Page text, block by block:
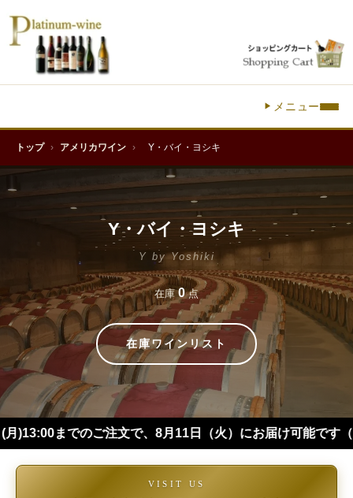
メニュー
トップ › アメリカワイン › Y・バイ・ヨシキ
Y・バイ・ヨシキ
Y by Yoshiki
在庫0点
在庫ワインリスト
文で、8月11日（火）にお届け可能です（※四国・中
VISIT US